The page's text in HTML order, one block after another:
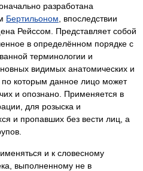
разработана
Бертильоном , впоследствии
Рейссом. Представляет собой
в определённом порядке с
терминологии и
видимых анатомических и
которым данное лицо может
и опознано. Применяется в
для розыска и
и пропавших без вести лиц, а
и к словесному
выполненному не в